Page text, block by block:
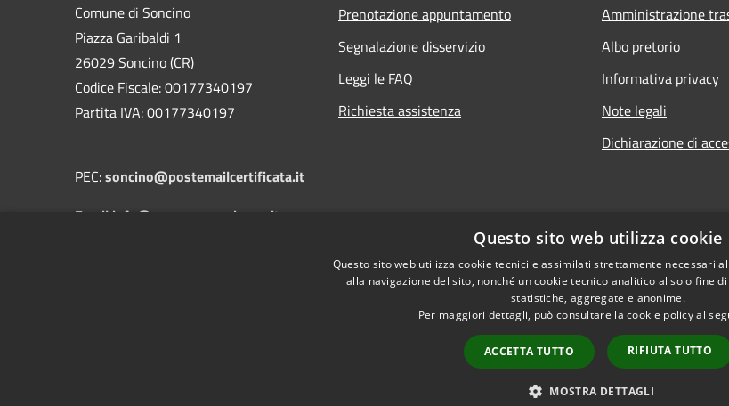
Comune di Soncino
Piazza Garibaldi 1
26029 Soncino (CR)
Codice Fiscale: 00177340197
Partita IVA: 00177340197
PEC:soncino@postemailcertificata.it
Email:info@comune.soncino.cr.it
Prenotazione appuntamento
Segnalazione disservizio
Leggi le FAQ
Richiesta assistenza
Amministrazione
Albo pretorio
Informativa privacy
Note legali
Dichiarazione di
Copyright ©
Questo sito web utilizza cookie
Questo sito web utilizza cookie tecnici e assimilati strettamente necessari
alla navigazione del sito, nonché un cookie tecnico analitico al solo fine
statistiche, aggregate e anonime.
Per maggiori dettagli, può consultare la cookie policy al
ACCETTA TUTTO RIFIUTA TUTTO
MOSTRA DETTAGLI